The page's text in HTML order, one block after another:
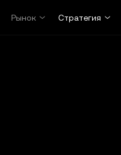
Рынок Стратегия